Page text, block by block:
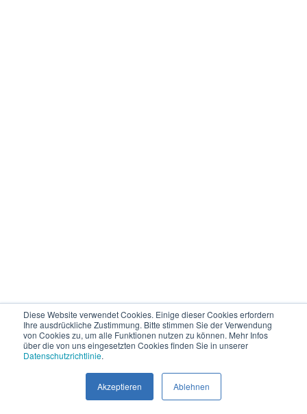
Diese Website verwendet Cookies. Einige dieser Cookies erfordern
Ihre ausdrückliche Zustimmung. Bitte stimmen Sie der Verwendung
von Cookies zu, um alle Funktionen nutzen zu können. Mehr Infos
über die von uns eingesetzten Cookies finden Sie in unserer
Datenschutzrichtlinie.
Akzeptieren Ablehnen